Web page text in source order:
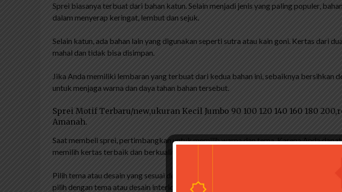
Sprei biasanya terbuat dari bahan katun. Selain menjadi jenis yang paling populer,
dalam menyerap keringat, lembut dan sejuk.
Selain katun, ada bahan lain yang digunakan seperti sutra atau kain goni. Kertas dari
mahal dan tidak bisa disimpan.
Jika Anda memiliki lembaran yang terbuat dari kedua bahan ini, sebaiknya bersihkan
untuk menjaga warna dan daya tahan bahan tersebut.
Sprei Motif Terbaru/new,ukuran Kecil Jumbo 90 100 120 140 160 180
Amanah.
Saat membeli sprei, pertimbangkan untuk memilih warna dan tema. Karena Anda
memilih kertas terbaik dan berkualitas.
Pilih tema atau desain yang sesuai dengan desain ruangan. Pastikan untuk
pilih dengan tema atau desain interior kamar tidur.